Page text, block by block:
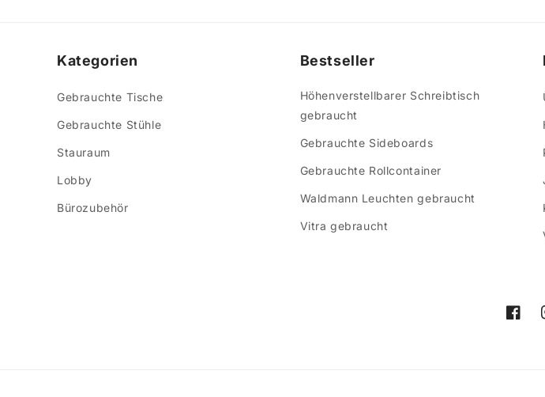
Kategorien
Gebrauchte Tische
Gebrauchte Stühle
Stauraum
Lobby
Bürozubehör
Bestseller
Höhenverstellbarer Schreibtisch
gebraucht
Gebrauchte Sideboards
Gebrauchte Rollcontainer
Waldmann Leuchten gebraucht
Vitra gebraucht